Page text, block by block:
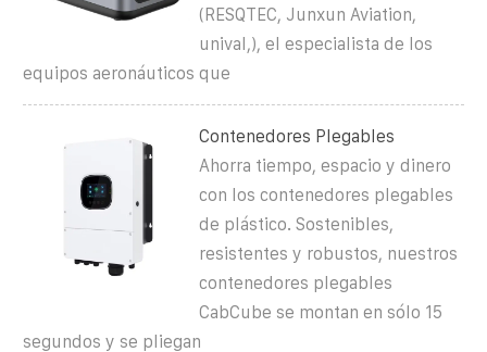
(RESQTEC, Junxun Aviation,
unival,), el especialista de los
equipos aeronáuticos que
Contenedores Plegables
Ahorra tiempo, espacio y dinero
con los contenedores plegables
de plástico. Sostenibles,
resistentes y robustos, nuestros
contenedores plegables
CabCube se montan en sólo 15
segundos y se pliegan